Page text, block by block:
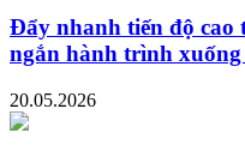
Đẩy nhanh tiến độ
ngắn hành trình xuống
20.05.2026